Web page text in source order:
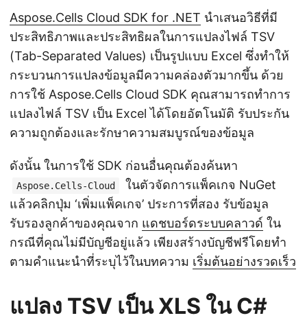
Aspose.Cells Cloud SDK for .NET นำเสนอวิธีที่มี
ประสิทธิภาพและประสิทธิผลในการแปลงไฟล์ TSV
(Tab-Separated Values) เป็นรูปแบบ Excel ซึ่งทำให้
กระบวนการแปลงข้อมูลมีความคล่องตัวมากขึ้น ด้วย
การใช้ Aspose.Cells Cloud SDK คุณสามารถทำการ
แปลงไฟล์ TSV เป็น Excel ได้โดยอัตโนมัติ รับประกัน
ความถูกต้องและรักษาความสมบูรณ์ของข้อมูล
ดังนั้น ในการใช้ SDK ก่อนอื่นคุณต้องค้นหา
Aspose.Cells-Cloud
ในตัวจัดการแพ็คเกจ NuGet
แล้วคลิกปุ่ม ‘เพิ่มแพ็คเกจ’ ประการที่สอง รับข้อมูล
รับรองลูกค้าของคุณจาก แดชบอร์ดระบบคลาวด์ ใน
กรณีที่คุณไม่มีบัญชีอยู่แล้ว เพียงสร้างบัญชีฟรีโดยทำ
ตามคำแนะนำที่ระบุไว้ในบทความ เริ่มต้นอย่างรวดเร็ว
แปลง TSV เป็น XLS ใน C#